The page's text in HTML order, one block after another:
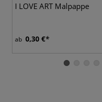
I LOVE ART Malpappe
ab 0,30 €